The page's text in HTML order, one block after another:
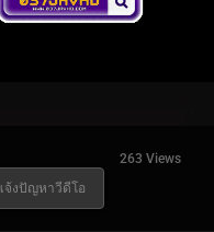
263 Views
จ้งปัญหาวีดีโอ